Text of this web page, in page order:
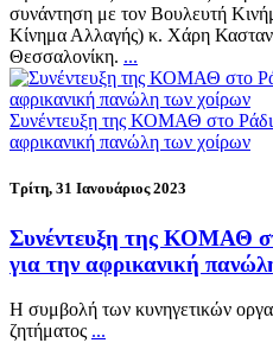
συνάντηση με τον Βουλευτή
Κίνημα Αλλαγής) κ. Χάρη
Θεσσαλονίκη. ...
Συνέντευξη της ΚΟΜΑΘ στο
αφρικανική πανώλη των χοίρων
Τρίτη, 31 Ιανουάριος 2023
Συνέντευξη της ΚΟΜΑΘ
για την αφρικανική
Η συμβολή των κυνηγετικών
ζητήματος ...